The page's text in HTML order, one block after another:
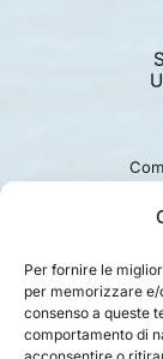
Per fornire le
per memorizzare e/
consenso a queste
comportamento di